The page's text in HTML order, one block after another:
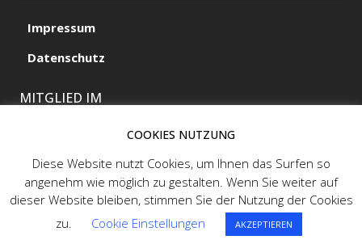
Impressum
Datenschutz
MITGLIED IM
MITGLIED IM
COOKIES NUTZUNG
Diese Website nutzt Cookies, um Ihnen das Surfen so
angenehm wie möglich zu gestalten. Wenn Sie weiter auf
dieser Website bleiben, stimmen Sie der Nutzung der Cookies
zu.
Cookie Einstellungen AKZEPTIEREN